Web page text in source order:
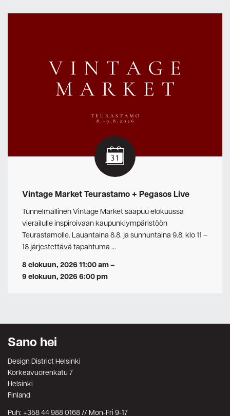
Vintage Market Teurastamo + Pegasos Live
Tunnelmallinen Vintage Market saapuu elokuussa
vierailulle inspiroivaan kaupunkiympäristöön
Teurastamolle. Lauantaina 8.8. ja sunnuntaina 9.8. klo 11 –
18 järjestettävä tapahtuma …
8 elokuun, 2026 11:00 am–
9 elokuun, 2026 6:00 pm
Sano hei
Design District Helsinki
Korkeavuorenkatu 7
Helsinki
Finland
Puh: +358 44 988 0168 // Mon-Fri 9-17